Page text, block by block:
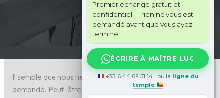
Il semble que nous ne pouvons pas trouver le contenu
demandé. Peut-être qu’une recherche peut vous aider.
Premier échange gratuit et
confidentiel — rien ne vous est
demandé avant que vous ayez
terminé.
ÉCRIRE À MAÎTRE LUC
+33 6 44 69 51 14 · ou la ligne du
temple